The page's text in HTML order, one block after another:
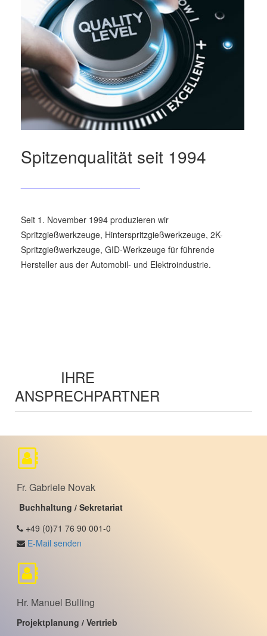
Spitzenqualität seit 1994
Seit 1. November 1994 produzieren wir
Spritzgießwerkzeuge, Hinterspritzgießwerkzeuge, 2K-
Spritzgießwerkzeuge, GID-Werkzeuge für führende
Hersteller aus der Automobil- und Elektroindustrie.
IHRE
ANSPRECHPARTNER
Fr. Gabriele Novak
Buchhaltung / Sekretariat
+49 (0)71 76 90 001-0
E-Mail senden
Hr. Manuel Bulling
Projektplanung / Vertrieb